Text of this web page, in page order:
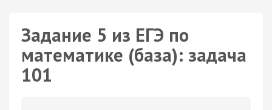
Задание 5 из ЕГЭ по
математике (база): задача
101